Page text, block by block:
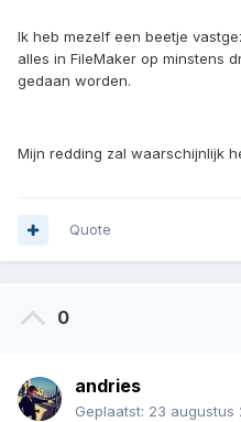
Ik heb mezelf een beetje
alles in FileMaker op minstens
gedaan worden.
Mijn redding zal waarschijnlijk
Quote
0
andries
Geplaatst: 23 augustus